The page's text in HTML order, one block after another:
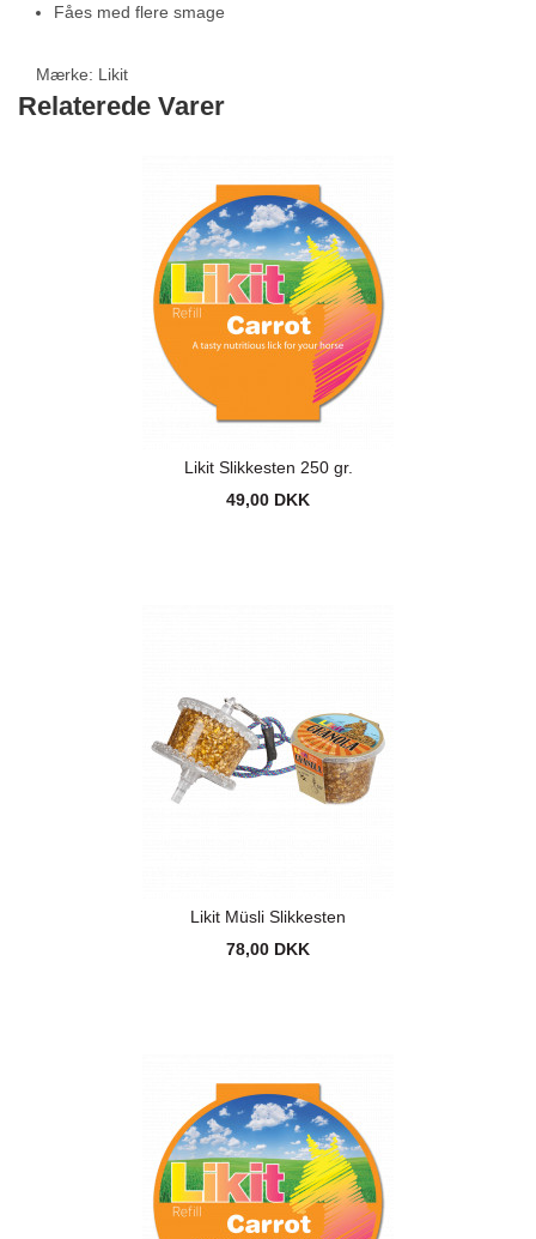
Fåes med flere smage
Mærke: Likit
Relaterede Varer
Likit Slikkesten 250 gr.
49,00 DKK
Likit Müsli Slikkesten
78,00 DKK